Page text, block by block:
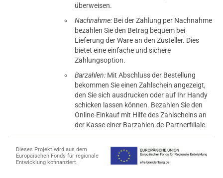
überweisen.
Nachnahme: Bei der Zahlung per Nachnahme
bezahlen Sie den Betrag bequem bei
Lieferung der Ware an den Zusteller. Dies
bietet eine einfache und sichere
Zahlungsoption.
Barzahlen: Mit Abschluss der Bestellung
bekommen Sie einen Zahlschein angezeigt,
den Sie sich ausdrucken oder auf Ihr Handy
schicken lassen können. Bezahlen Sie den
Online-Einkauf mit Hilfe des Zahlscheins an
der Kasse einer Barzahlen.de-Partnerfiliale.
Dieses Projekt wird aus dem
Europäischen Fonds für regionale
Entwicklung kofinanziert.